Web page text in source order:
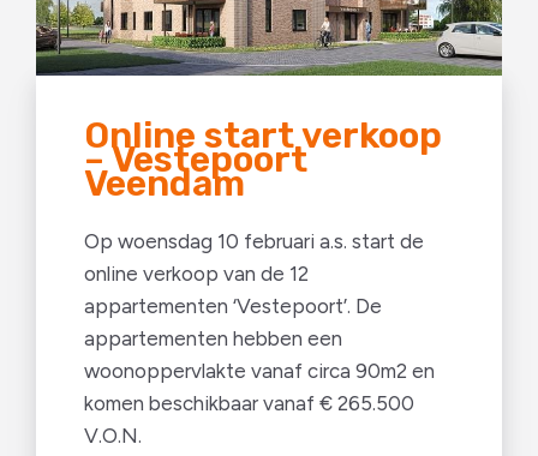
Online start verkoop
– Vestepoort
Veendam
Op woensdag 10 februari a.s. start de
online verkoop van de 12
appartementen ‘Vestepoort’. De
appartementen hebben een
woonoppervlakte vanaf circa 90m2 en
komen beschikbaar vanaf € 265.500
V.O.N.